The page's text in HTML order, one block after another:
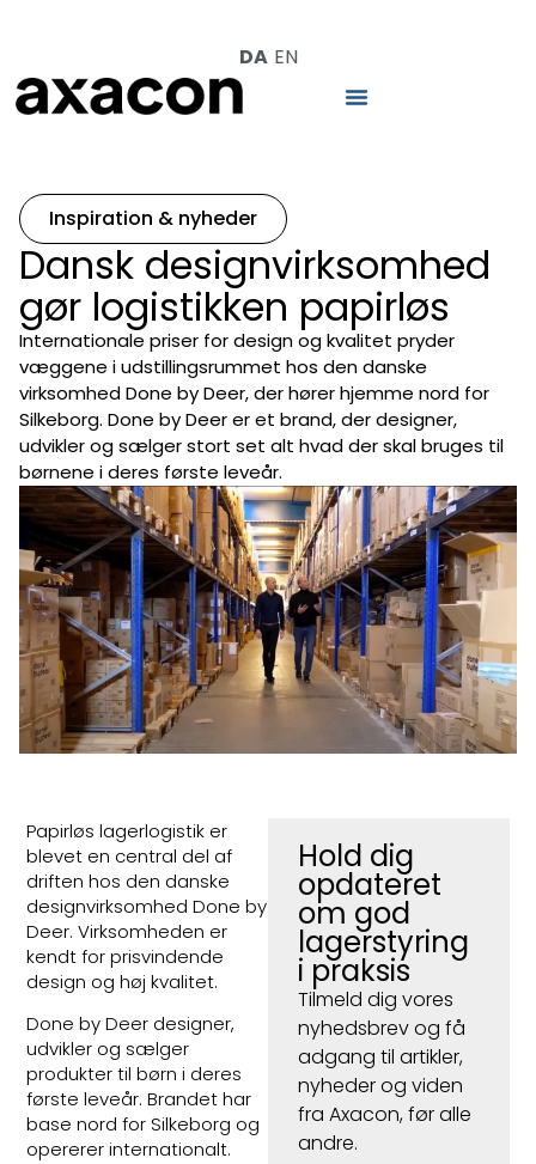
DA EN
Inspiration & nyheder
Dansk designvirksomhed
gør logistikken papirløs
Internationale priser for design og kvalitet pryder
væggene i udstillingsrummet hos den danske
virksomhed Done by Deer, der hører hjemme nord for
Silkeborg. Done by Deer er et brand, der designer,
udvikler og sælger stort set alt hvad der skal bruges til
børnene i deres første leveår.
Papirløs lagerlogistik er
blevet en central del af
driften hos den danske
designvirksomhed Done by
Deer. Virksomheden er
kendt for prisvindende
design og høj kvalitet.
Done by Deer designer,
udvikler og sælger
produkter til børn i deres
første leveår. Brandet har
base nord for Silkeborg og
opererer internationalt.
Hold dig
opdateret
om god
lagerstyring
i praksis
Tilmeld dig vores
nyhedsbrev og få
adgang til artikler,
nyheder og viden
fra Axacon, før alle
andre.